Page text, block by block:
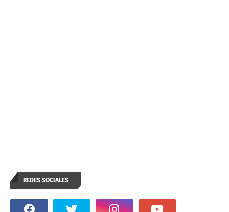
REDES SOCIALES